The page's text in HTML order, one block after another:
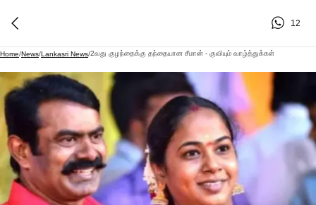
12
Home/News/Lankasri News/2வது குழந்தைக்கு தந்தையான சீமான் - குவியும் வாழ்த்துக்கள்